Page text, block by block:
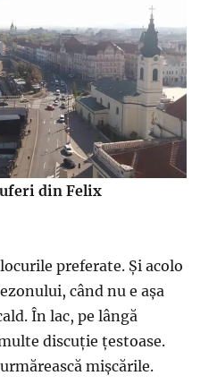
din Felix
preferate. Și acolo
când nu e așa
În lac, pe lângă
discuție țestoase.
mișcările.